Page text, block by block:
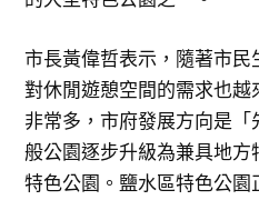
市長黃偉哲表示，隨著市
對休閒遊憩空間的需求也
非常多，市府發展方向是
般公園逐步升級為兼具地
特色公園。鹽水區特色公